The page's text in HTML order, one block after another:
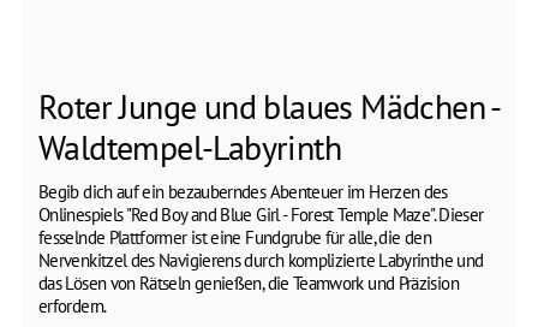
Roter Junge und blaues Mädchen -
Waldtempel-Labyrinth
Begib dich auf ein bezauberndes Abenteuer im Herzen des
Onlinespiels "Red Boy and Blue Girl - Forest Temple Maze". Dieser
fesselnde Plattformer ist eine Fundgrube für alle, die den
Nervenkitzel des Navigierens durch komplizierte Labyrinthe und
das Lösen von Rätseln genießen, die Teamwork und Präzision
erfordern.